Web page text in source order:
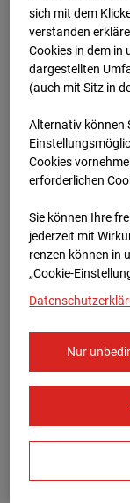
BC-
Stuttgart
Europe/Berlin
sich mit dem
ver­standen
Cookies in dem in
dargestellten
(auch mit Sitz in
Alternativ können
Cookies
erforderlichen
Sie können Ihre
jederzeit mit
renzen können in
„Cookie-
Nur